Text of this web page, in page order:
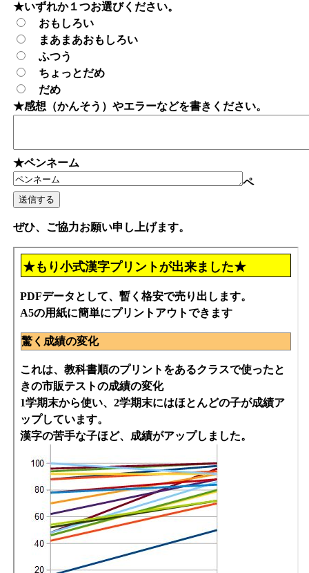
★いずれか１つお選びください。
おもしろい
まあまあおもしろい
ふつう
ちょっとだめ
だめ
★感想（かんそう）やエラーなどを書きください。
★ペンネーム
ペ
ぜひ、ご協力お願い申し上げます。